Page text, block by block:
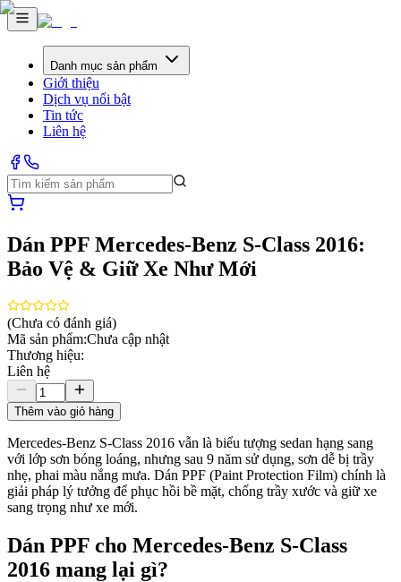
Danh mục sản phẩm
Giới thiệu
Dịch vụ nổi bật
Tin tức
Liên hệ
Dán PPF Mercedes-Benz S-Class 2016:
Bảo Vệ & Giữ Xe Như Mới
(Chưa có đánh giá)
Mã sản phẩm:Chưa cập nhật
Thương hiệu:
Liên hệ
Thêm vào giỏ hàng
Mercedes-Benz S-Class 2016 vẫn là biểu tượng sedan hạng sang
với lớp sơn bóng loáng, nhưng sau 9 năm sử dụng, sơn dễ bị trầy
nhẹ, phai màu nắng mưa. Dán PPF (Paint Protection Film) chính là
giải pháp lý tưởng để phục hồi bề mặt, chống trầy xước và giữ xe
sang trọng như xe mới.
Dán PPF cho Mercedes-Benz S-Class
2016 mang lại gì?